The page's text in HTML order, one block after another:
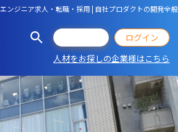
ンジニア求人・転職・採用 | 自社プロダクトの開発
ログイン
人材をお探しの企業様はこちら